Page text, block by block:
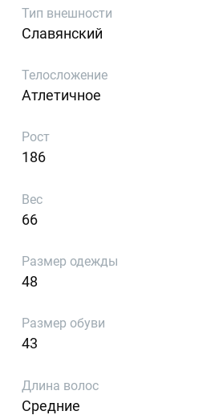
Тип внешности
Славянский
Телосложение
Атлетичное
Рост
186
Вес
66
Размер одежды
48
Размер обуви
43
Длина волос
Средние